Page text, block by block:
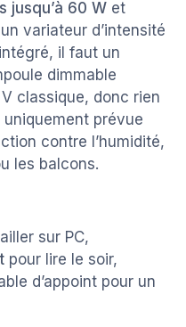
jusqu’à 60 W et
variateur d’intensité
il faut un
dimmable
classique, donc rien
prévue
contre l’humidité,
les balcons.
sur PC,
pour lire le soir,
d’appoint pour un